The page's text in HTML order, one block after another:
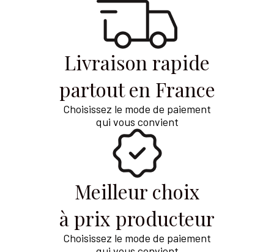
Livraison rapide
partout en France
Choisissez le mode de paiement
qui vous convient
Meilleur choix
à prix producteur
Choisissez le mode de paiement